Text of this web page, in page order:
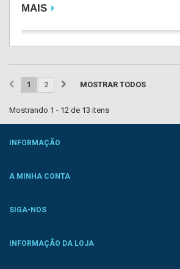
MAIS
MOSTRAR TODOS
1 2
Mostrando 1 - 12 de 13 itens
INFORMAÇÃO
A MINHA CONTA
SIGA-NOS
INFORMAÇÃO DA LOJA